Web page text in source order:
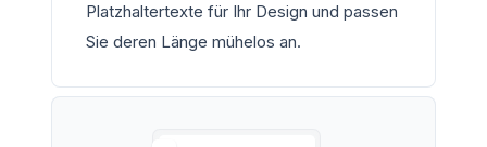
Platzhaltertexte für Ihr Design und passen
Sie deren Länge mühelos an.